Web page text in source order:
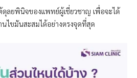
ดุลยพินิจของแพทย์ผู้เชี่ยวชาญ เพื่อจะได้
ไขมันสะสมได้อย่างตรงจุดที่สุด